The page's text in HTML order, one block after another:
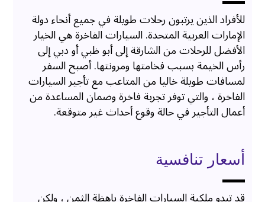
للأفراد الذين يرتبون رحلات طويلة في جميع أنحاء دولة
الإمارات العربية المتحدة. السيارات الفاخرة هي الخيار
الأفضل للرحلات من الشارقة إلى أبو ظبي أو دبي إلى
رأس الخيمة بسبب فخامتها ومرونتها. أصبح السفر
لمسافات طويلة خاليا من المتاعب مع تأجير السيارات
الفاخرة ، والتي توفر تجربة فاخرة وضمان المساعدة من
أعمال التأجير في حالة وقوع أحداث غير متوقعة.
أسعار تنافسية